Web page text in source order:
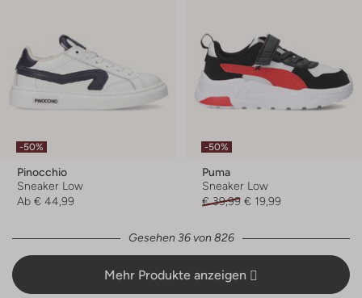
-50%
Pinocchio
Sneaker Low
Ab € 44,99
-50%
Puma
Sneaker Low
€ 39,99 € 19,99
Gesehen 36 von 826
Mehr Produkte anzeigen